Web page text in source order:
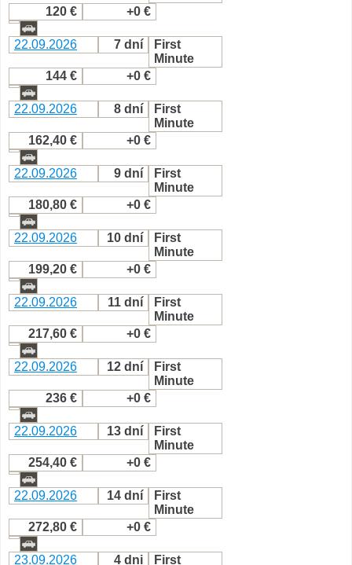
120 €
+0 €
22.09.2026 7 dní
First
Minute
144 €
+0 €
22.09.2026 8 dní
First
Minute
162,40 €
+0 €
22.09.2026 9 dní
First
Minute
180,80 €
+0 €
22.09.2026 10 dní
First
Minute
199,20 €
+0 €
22.09.2026 11 dní
First
Minute
217,60 €
+0 €
22.09.2026 12 dní
First
Minute
236 €
+0 €
22.09.2026 13 dní
First
Minute
254,40 €
+0 €
22.09.2026 14 dní
First
Minute
272,80 €
+0 €
23.09.2026 4 dni
First